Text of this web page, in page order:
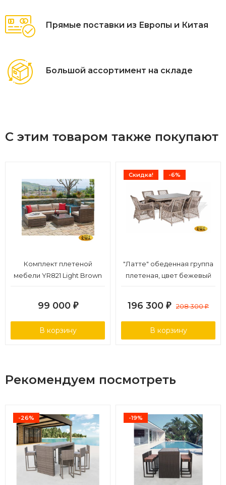
Прямые поставки из Европы и Китая
Большой ассортимент на складе
С этим товаром также покупают
Комплект плетеной
мебели YR821 Light Brown
99 000 ₽
В корзину
Скидка! -6%
"Латте" обеденная группа
плетеная, цвет бежевый
196 300 ₽ 208 300₽
В корзину
Рекомендуем посмотреть
-26% -19%